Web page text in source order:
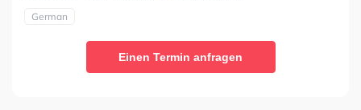
German
Einen Termin anfragen